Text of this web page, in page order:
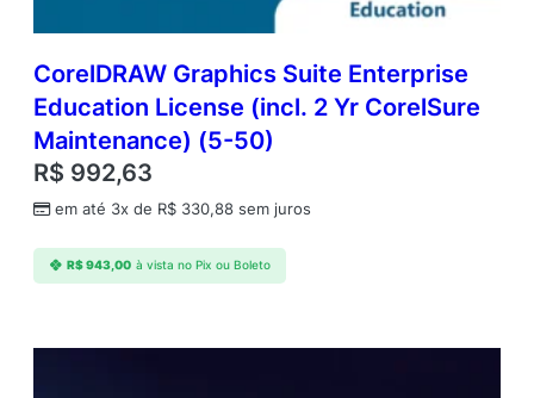
CorelDRAW Graphics Suite Enterprise
Education License (incl. 2 Yr CorelSure
Maintenance) (5-50)
R$ 992,63
em até 3x de R$ 330,88 sem juros
R$943,00 à vista no Pix ou Boleto